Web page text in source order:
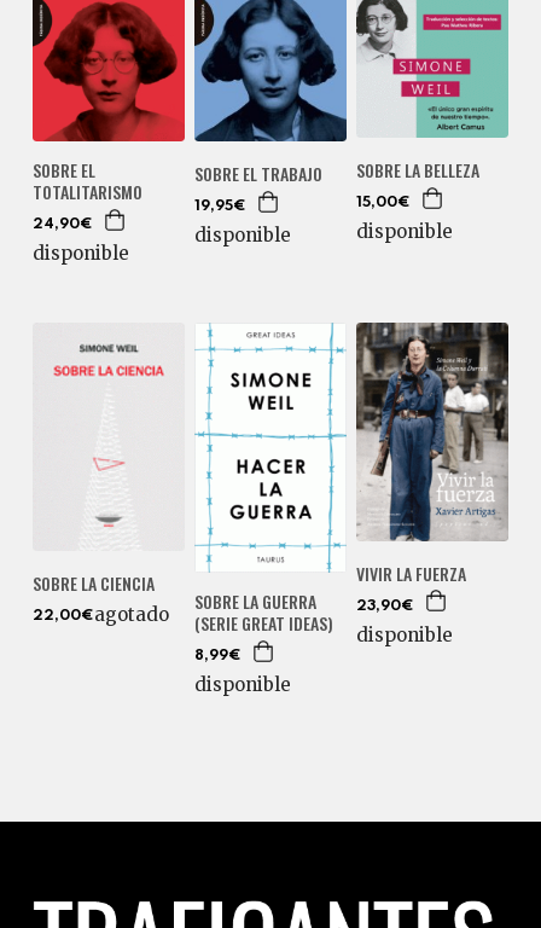
SOBRE EL
TOTALITARISMO
24,90€
disponible
SOBRE EL TRABAJO
19,95€
disponible
SOBRE LA BELLEZA
15,00€
disponible
SOBRE LA CIENCIA
22,00€agotado
SOBRE LA GUERRA
(SERIE GREAT IDEAS)
8,99€
disponible
VIVIR LA FUERZA
23,90€
disponible